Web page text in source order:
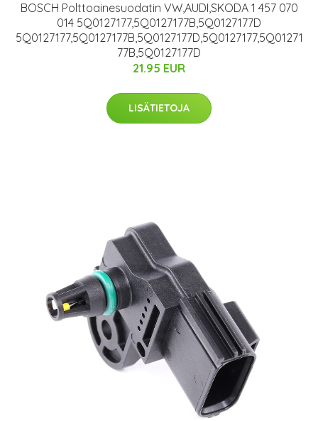
BOSCH Polttoainesuodatin VW,AUDI,SKODA 1 457 070
014 5Q0127177,5Q0127177B,5Q0127177D
5Q0127177,5Q0127177B,5Q0127177D,5Q0127177,5Q01271
77B,5Q0127177D
21.95 EUR
LISÄTIETOJA